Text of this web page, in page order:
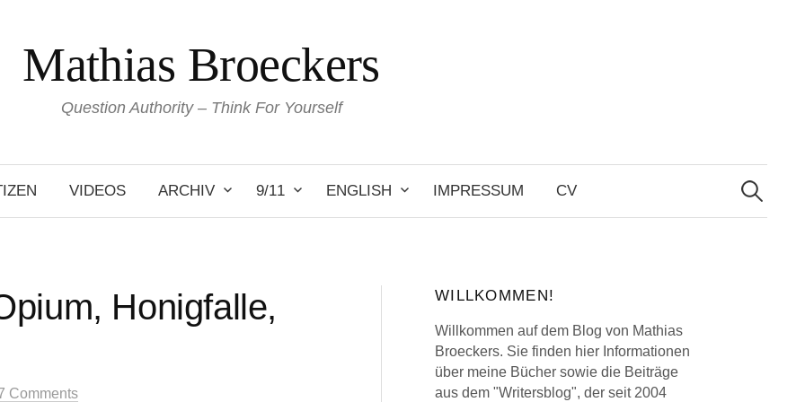
Mathias Broeckers
Question Authority – Think For Yourself
VIDEOS ARCHIV 9/11 ENGLISH IMPRESSUM CV
Search
for:
Honigfalle,
Comments
WILLKOMMEN!
Willkommen auf dem Blog von Mathias
Broeckers. Sie finden hier Informationen
über meine Bücher sowie die Beiträge
aus dem "Writersblog", der seit 2004